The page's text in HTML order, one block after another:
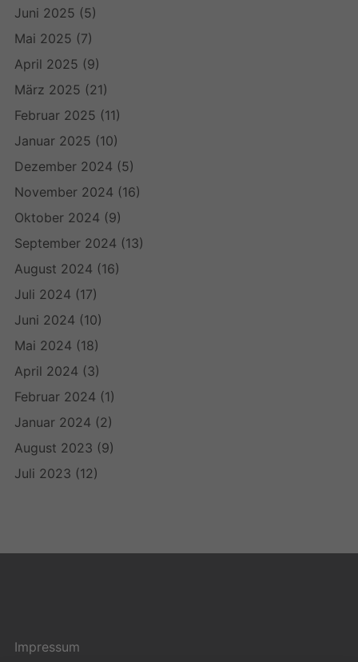
Juni 2025 (5)
Mai 2025 (7)
April 2025 (9)
März 2025 (21)
Februar 2025 (11)
Januar 2025 (10)
Dezember 2024 (5)
November 2024 (16)
Oktober 2024 (9)
September 2024 (13)
August 2024 (16)
Juli 2024 (17)
Juni 2024 (10)
Mai 2024 (18)
April 2024 (3)
Februar 2024 (1)
Januar 2024 (2)
August 2023 (9)
Juli 2023 (12)
Impressum